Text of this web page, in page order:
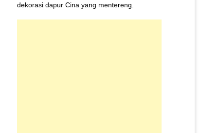
dekorasi dapur Cina yang mentereng.